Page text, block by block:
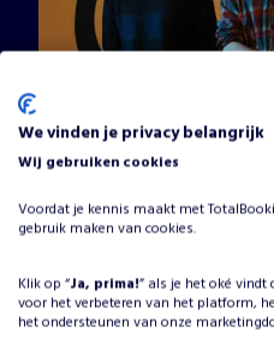
Mammal Hands
We vinden je privacy belangrijk
Wij gebruiken cookies
Voordat je kennis maakt met
gebruik maken van cookies.
Klik op “Ja, prima!” als je het oké
voor het verbeteren van het platform,
het ondersteunen van onze